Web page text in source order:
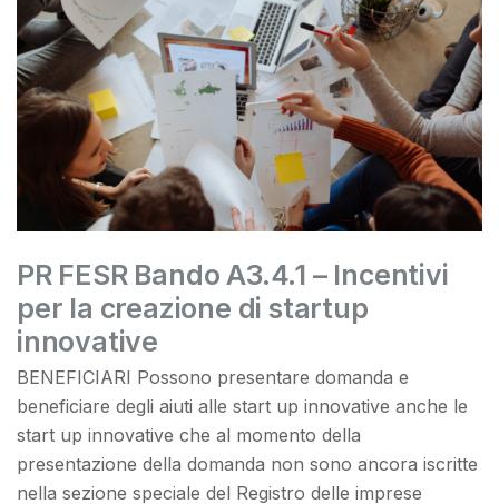
PR FESR Bando A3.4.1 – Incentivi
per la creazione di startup
innovative
BENEFICIARI Possono presentare domanda e
beneficiare degli aiuti alle start up innovative anche le
start up innovative che al momento della
presentazione della domanda non sono ancora iscritte
nella sezione speciale del Registro delle imprese